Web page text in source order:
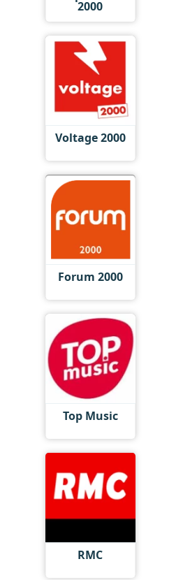
2000
Voltage 2000
Forum 2000
Top Music
RMC